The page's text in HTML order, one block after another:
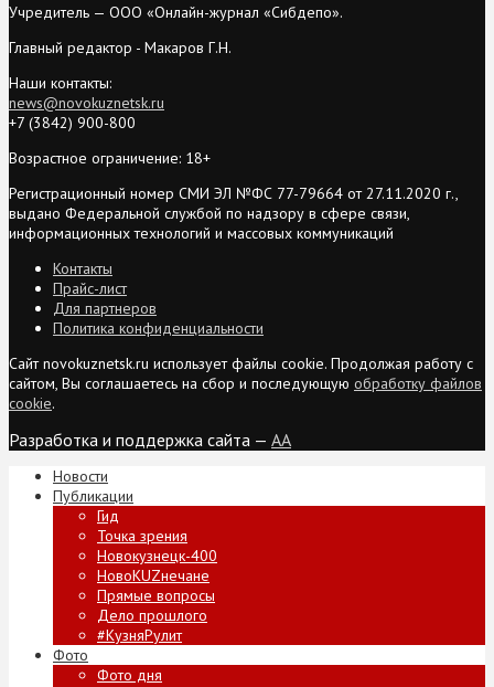
Учредитель — ООО «Онлайн-журнал «Сибдепо».
Главный редактор - Макаров Г.Н.
Наши контакты:
news@novokuznetsk.ru
+7 (3842) 900-800
Возрастное ограничение: 18+
Регистрационный номер СМИ ЭЛ №ФС 77-79664 от 27.11.2020 г.,
выдано Федеральной службой по надзору в сфере связи,
информационных технологий и массовых коммуникаций
Контакты
Прайс-лист
Для партнеров
Политика конфиденциальности
Сайт novokuznetsk.ru использует файлы cookie. Продолжая работу с
сайтом, Вы соглашаетесь на сбор и последующую обработку файлов
cookie.
Разработка и поддержка сайта — AA
Новости
Публикации
Гид
Точка зрения
Новокузнецк-400
НовоKUZнечане
Прямые вопросы
Дело прошлого
#КузняРулит
Фото
Фото дня